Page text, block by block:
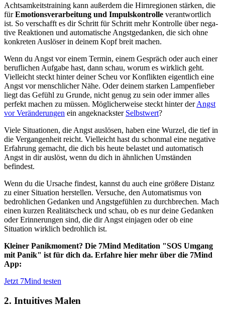
Acht­sam­keits­trai­ning kann außer­dem die Hirn­re­gio­nen stärken, die
fürEmo­tionsverarbeitung und Impulskontrolle verantwortlich
ist. So ver­schafft es dir Schritt für Schritt mehr Kon­trolle über nega­
tive Reak­tio­nen und automatische Angstgedanken, die sich ohne
konkreten Auslöser in deinem Kopf breit machen.
Wenn du Angst vor einem Termin, einem Gespräch oder auch einer
beruflichen Aufgabe hast, dann schau, worum es wirklich geht.
Vielleicht steckt hinter deiner Scheu vor Konflikten eigentlich eine
Angst vor menschlicher Nähe. Oder deinem starken Lampenfieber
liegt das Gefühl zu Grunde, nicht genug zu sein oder immer alles
perfekt machen zu müssen. Möglicherweise steckt hinter derAngst
vor Veränderungen ein angeknackster Selbstwert?
Viele Situationen, die Angst auslösen, haben eine Wurzel, die tief in
die Vergangenheit reicht. Vielleicht hast du schonmal eine negative
Erfahrung gemacht, die dich bis heute belastet und automatisch
Angst in dir auslöst, wenn du dich in ähnlichen Umständen
befindest.
Wenn du die Ursache findest, kannst du auch eine größere Distanz
zu einer Situation herstellen. Versuche, den Automatismus von
bedrohlichen Gedanken und Angstgefühlen zu durchbrechen. Mach
einen kurzen Realitätscheck und schau, ob es nur deine Gedanken
oder Erinnerungen sind, die dir Angst einjagen oder ob eine
Situation wirklich bedrohlich ist.
Kleiner Panikmoment? Die 7Mind Meditation "SOS Umgang
mit Panik" ist für dich da. Erfahre hier mehr über die 7Mind
App:
Jetzt 7Mind testen
2. Intuitives Malen